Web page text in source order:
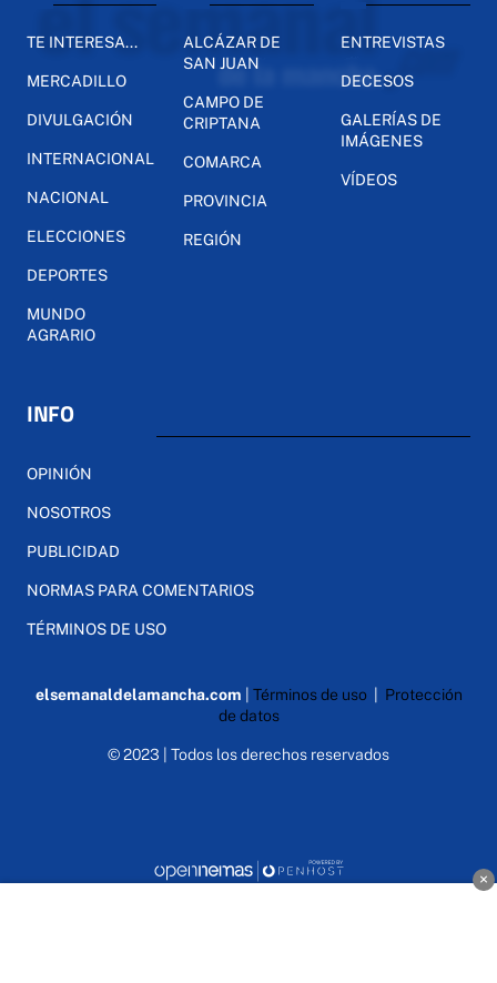
TE INTERESA...
MERCADILLO
DIVULGACIÓN
INTERNACIONAL
NACIONAL
ELECCIONES
DEPORTES
MUNDO
AGRARIO
ALCÁZAR DE
SAN JUAN
CAMPO DE
CRIPTANA
COMARCA
PROVINCIA
REGIÓN
ENTREVISTAS
DECESOS
GALERÍAS DE
IMÁGENES
VÍDEOS
INFO
OPINIÓN
NOSOTROS
PUBLICIDAD
NORMAS PARA COMENTARIOS
TÉRMINOS DE USO
elsemanaldelamancha.com Términos de uso| Protección
de datos
© 2023 | Todos los derechos reservados
×